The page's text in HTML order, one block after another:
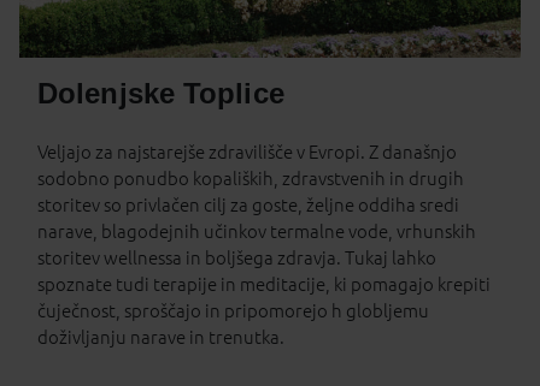
Dolenjske Toplice
Veljajo za najstarejše zdravilišče v Evropi. Z današnjo
sodobno ponudbo kopaliških, zdravstvenih in drugih
storitev so privlačen cilj za goste, željne oddiha sredi
narave, blagodejnih učinkov termalne vode, vrhunskih
storitev wellnessa in boljšega zdravja. Tukaj lahko
spoznate tudi terapije in meditacije, ki pomagajo krepiti
čuječnost, sproščajo in pripomorejo h globljemu
doživljanju narave in trenutka.